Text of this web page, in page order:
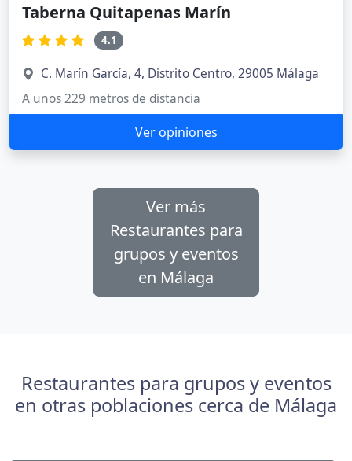
Taberna Quitapenas Marín
4.1
C. Marín García, 4, Distrito Centro, 29005 Málaga
A unos 229 metros de distancia
Ver opiniones
Ver más
Restaurantes para
grupos y eventos
en Málaga
Restaurantes para grupos y eventos
en otras poblaciones cerca de Málaga